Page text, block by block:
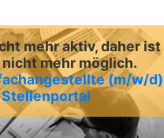
mehr aktiv, daher ist
mehr möglich.
(m/w/d)
Stellenportal